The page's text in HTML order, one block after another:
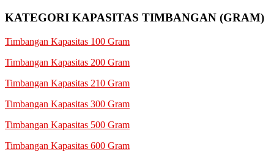
KATEGORI KAPASITAS TIMBANGAN (GRAM)
Timbangan Kapasitas 100 Gram
Timbangan Kapasitas 200 Gram
Timbangan Kapasitas 210 Gram
Timbangan Kapasitas 300 Gram
Timbangan Kapasitas 500 Gram
Timbangan Kapasitas 600 Gram